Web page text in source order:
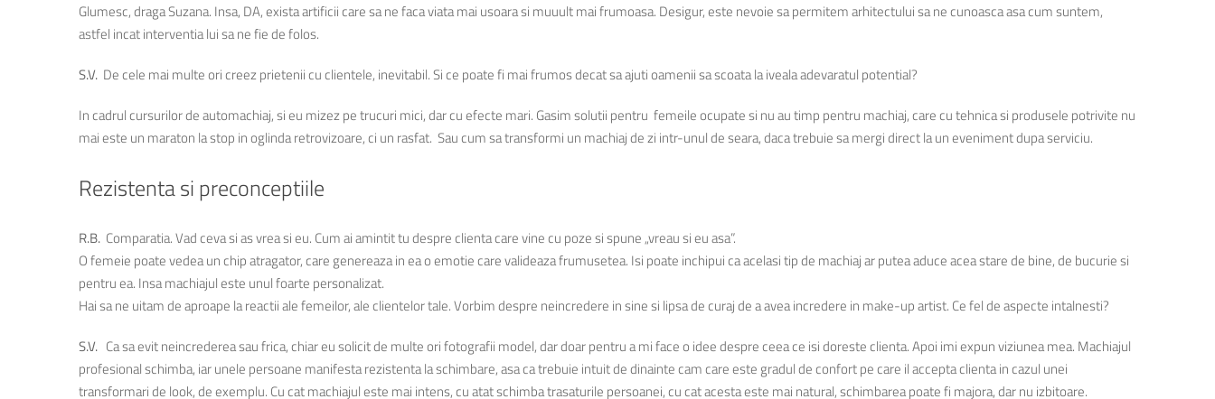
Glumesc, draga Suzana. Insa, DA, exista artificii care sa ne faca viata mai usoara si muuult mai frumoasa. Desigur, este nevoie sa permitem arhitectului sa ne cunoasca asa cum suntem,
astfel incat interventia lui sa ne fie de folos.
S.V. De cele mai multe ori creez prietenii cu clientele, inevitabil. Si ce poate fi mai frumos decat sa ajuti oamenii sa scoata la iveala adevaratul potential?
In cadrul cursurilor de automachiaj, si eu mizez pe trucuri mici, dar cu efecte mari. Gasim solutii pentru femeile ocupate si nu au timp pentru machiaj, care cu tehnica si produsele potrivite nu
mai este un maraton la stop in oglinda retrovizoare, ci un rasfat. Sau cum sa transformi un machiaj de zi intr-unul de seara, daca trebuie sa mergi direct la un eveniment dupa serviciu.
Rezistenta si preconceptiile
R.B. Comparatia. Vad ceva si as vrea si eu. Cum ai amintit tu despre clienta care vine cu poze si spune „vreau si eu asa”.
O femeie poate vedea un chip atragator, care genereaza in ea o emotie care valideaza frumusetea. Isi poate inchipui ca acelasi tip de machiaj ar putea aduce acea stare de bine, de bucurie si
pentru ea. Insa machiajul este unul foarte personalizat.
Hai sa ne uitam de aproape la reactii ale femeilor, ale clientelor tale. Vorbim despre neincredere in sine si lipsa de curaj de a avea incredere in make-up artist. Ce fel de aspecte intalnesti?
S.V. Ca sa evit neincrederea sau frica, chiar eu solicit de multe ori fotografii model, dar doar pentru a mi face o idee despre ceea ce isi doreste clienta. Apoi imi expun viziunea mea. Machiajul
profesional schimba, iar unele persoane manifesta rezistenta la schimbare, asa ca trebuie intuit de dinainte cam care este gradul de confort pe care il accepta clienta in cazul unei
transformari de look, de exemplu. Cu cat machiajul este mai intens, cu atat schimba trasaturile persoanei, cu cat acesta este mai natural, schimbarea poate fi majora, dar nu izbitoare.